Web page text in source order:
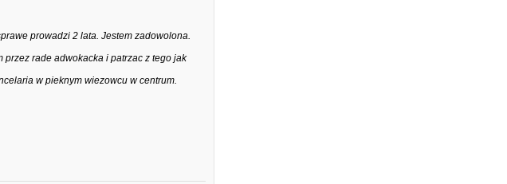
prowadzi 2 lata. Jestem zadowolona.
rade adwokacka i patrzac z tego jak
w pieknym wiezowcu w centrum.